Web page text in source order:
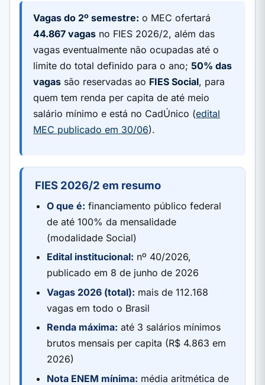
Vagas do 2º semestre: o MEC ofertará
44.867 vagas no FIES 2026/2, além das
vagas eventualmente não ocupadas até o
limite do total definido para o ano;50% das
vagas são reservadas ao FIES Social, para
quem tem renda per capita de até meio
salário mínimo e está no CadÚnico (edital
MEC publicado em 30/06).
FIES 2026/2 em resumo
O que é: financiamento público federal
de até 100% da mensalidade
(modalidade Social)
Edital institucional: nº 40/2026,
publicado em 8 de junho de 2026
Vagas 2026 (total): mais de 112.168
vagas em todo o Brasil
Renda máxima: até 3 salários mínimos
brutos mensais per capita (R$ 4.863 em
2026)
Nota ENEM mínima: média aritmética de